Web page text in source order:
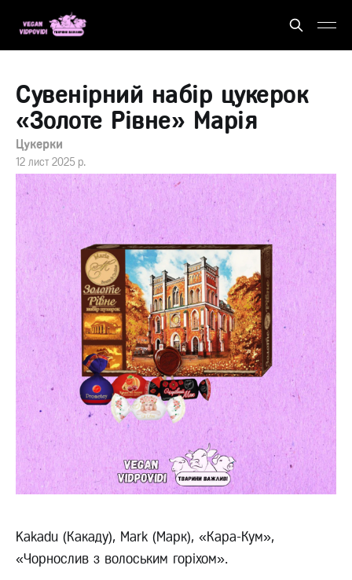
Сувенірний набір цукерок
«Золоте Рівне» Марія
Цукерки
12 лист 2025 р.
Kakadu (Какаду), Mark (Марк), «Кара-Кум»,
«Чорнослив з волоським горіхом».